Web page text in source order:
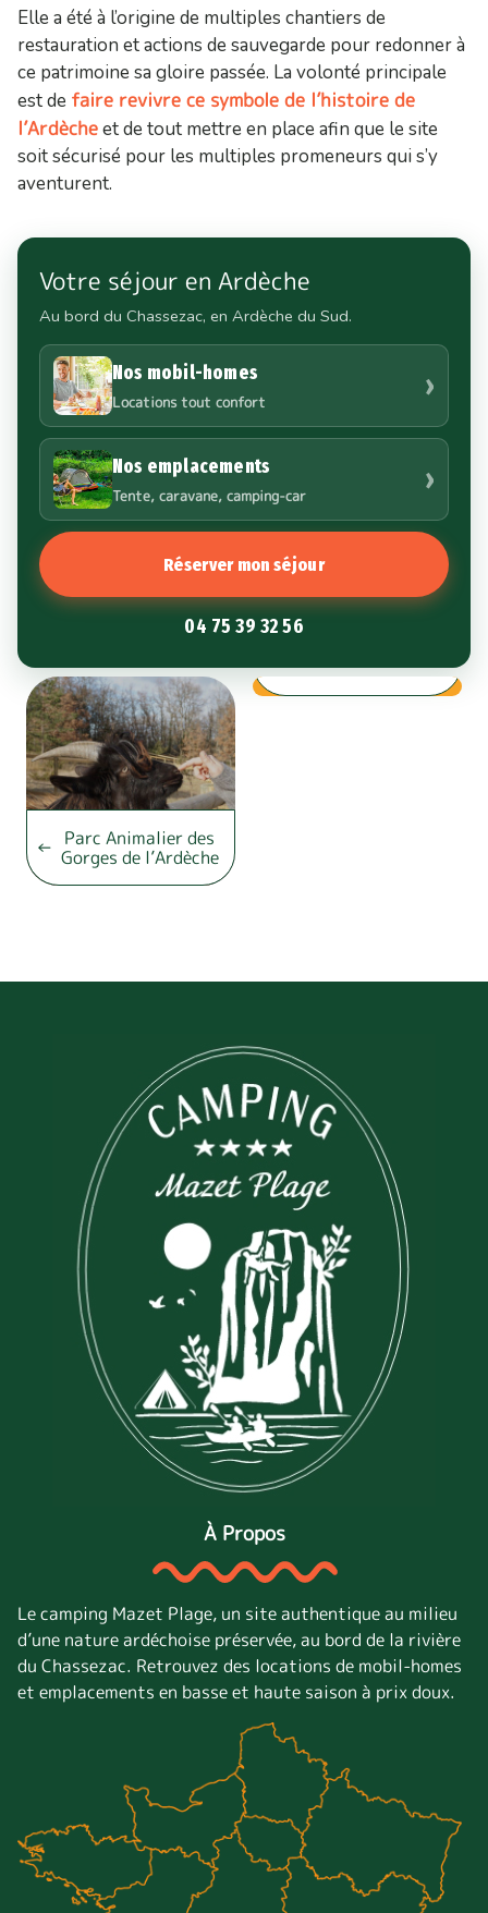
Elle a été à l’origine de multiples chantiers de
restauration et actions de sauvegarde pour redonner à
ce patrimoine sa gloire passée. La volonté principale
est de faire revivre ce symbole de l’histoire de
l’Ardècheet de tout mettre en place afin que le site
soit sécurisé pour les multiples promeneurs qui s’y
aventurent.
Votre séjour en Ardèche
Au bord du Chassezac, en Ardèche du Sud.
Nos mobil-homes
Locations tout confort ›
Nos emplacements
Tente, caravane, camping-car ›
Réserver mon séjour
04 75 39 32 56
Parc Animalier des
Gorges de l’Ardèche
À Propos
Le camping Mazet Plage, un site authentique au milieu
d’une nature ardéchoise préservée, au bord de la rivière
du Chassezac. Retrouvez des locations de mobil-homes
et emplacements en basse et haute saison à prix doux.